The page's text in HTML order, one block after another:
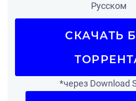
Русском
СКАЧАТЬ
*через Download